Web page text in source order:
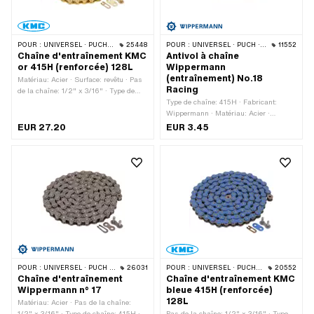
POUR : UNIVERSEL · PUCH · SACHS · PONY / CILO (BÊTA 521 & 512) · ZÜNDAPP BELMONDO · TOMOS · BYE BIKE 25448
Chaîne d'entraînement KMC
or 415H (renforcée) 128L
Matériau: Acier · Surface: revêtu · Pas
de la chaîne: 1/2" x 3/16" · Type de
pcs · Circonférence de roulement: 1626
EUR 27.20
POUR : UNIVERSEL · PUCH · SACHS · PONY / CILO (BÊTA 521 & 512) · ZÜNDAPP BELMONDO · TOMOS · BYE BIKE 11552
Antivol à chaîne
Wippermann
(entraînement) No.18
Racing
Type de chaîne: 415H · Fabricant:
Wippermann · Matériau: Acier ·
Surface: bruts · Couleur: graphite · Pas
EUR 3.45
POUR : UNIVERSEL · PUCH · SACHS · PONY / CILO (BÊTA 521 & 512) · ZÜNDAPP BELMONDO · TOMOS · BYE BIKE · CILO · HERCULES 26031
Chaîne d'entraînement
Wippermann n° 17
Matériau: Acier · Pas de la chaîne:
POUR : UNIVERSEL · PUCH · SACHS · PONY / CILO (BÊTA 521 & 512) · ZÜNDAPP BELMONDO · TOMOS · BYE BIKE 20552
Chaîne d'entraînement KMC
bleue 415H (renforcée)
128L